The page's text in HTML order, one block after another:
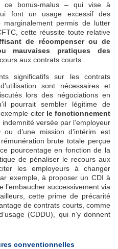
ce bonus-malus – qui vise à
font un usage excessif des
permis de lutter
cette réussite toute relative
de récompenser ou de
mauvaises pratiques des
aux contrats courts.
significatifs sur les contrats
sont nécessaires et
lors des négociations en
pourrait sembler légitime de
citer le fonctionnement
indemnité versée par l’employeur
d’une mission d’intérim est
brute totale perçue
pourcentage en fonction de la
de pénaliser le recours aux
les employeurs à changer
exemple, à proposer un CDI à
l’embaucher successivement via
cette prime de précarité
de contrats courts, comme
(CDDU), qui n’y donnent
conventionnelles